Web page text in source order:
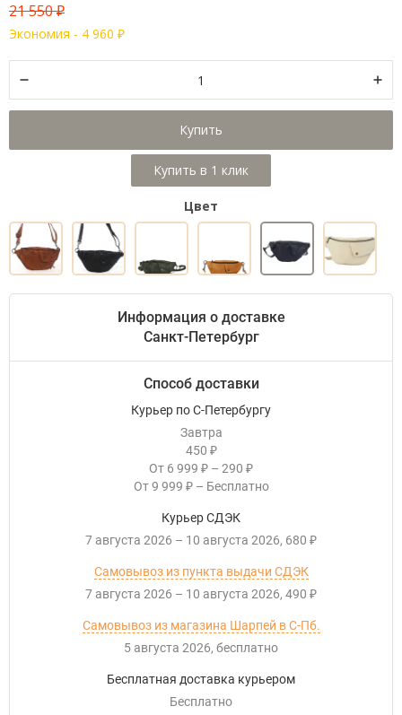
21 550₽
Экономия - 4 960 ₽
Купить
Цвет
Информация о доставке
Санкт-Петербург
Способ доставки
Курьер по С-Петербургу
Завтра
450 ₽
От 6 999 ₽ – 290 ₽
От 9 999 ₽ – Бесплатно
Курьер СДЭК
7 августа 2026 – 10 августа 2026 680 ₽
Самовывоз из пункта выдачи СДЭК
7 августа 2026 – 10 августа 2026 490 ₽
Самовывоз из магазина Шарпей в С-Пб.
5 августа 2026
Бесплатно
Бесплатная доставка курьером
Бесплатно